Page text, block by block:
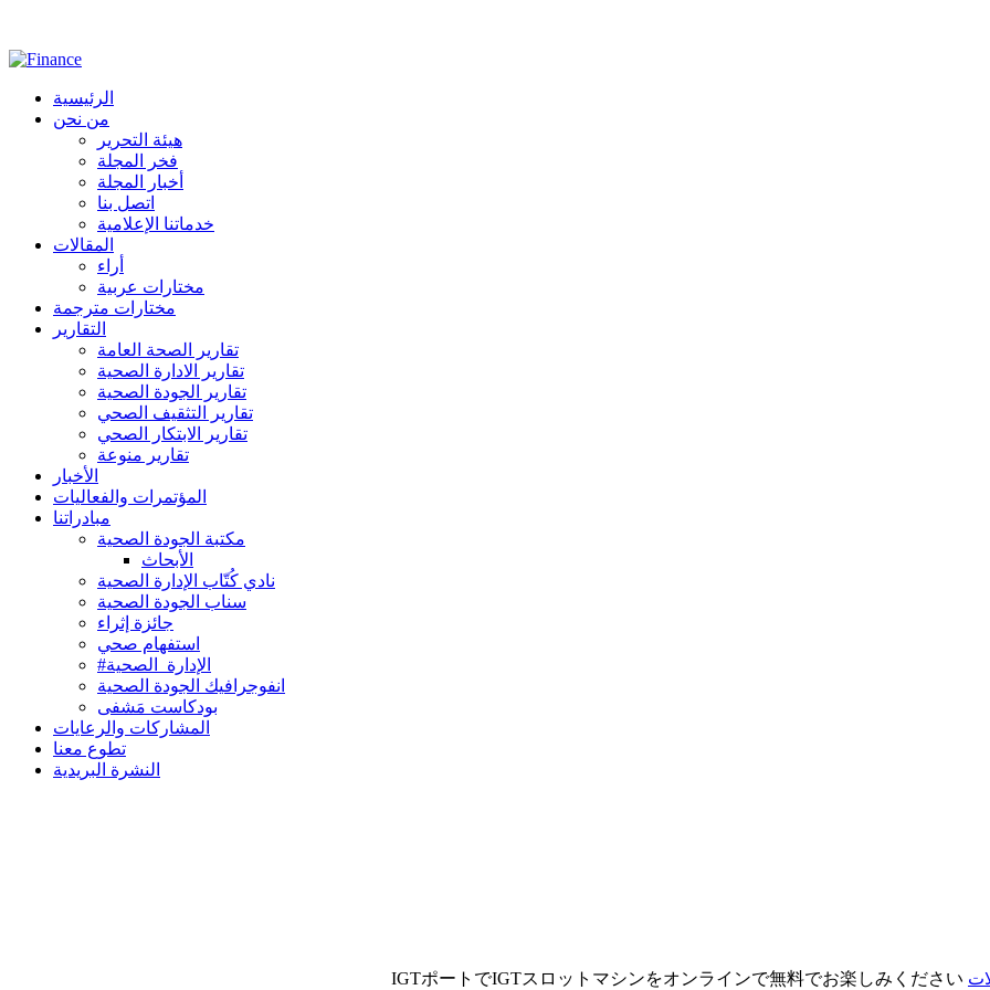
الرئيسية
من نحن
هيئة التحرير
فخر المجلة
أخبار المجلة
اتصل بنا
خدماتنا الإعلامية
المقالات
أراء
مختارات عربية
مختارات مترجمة
التقارير
تقارير الصحة العامة
تقارير الادارة الصحية
تقارير الجودة الصحية
تقارير التثقيف الصحي
تقارير الابتكار الصحي
تقارير منوعة
الأخبار
المؤتمرات والفعاليات
مبادراتنا
مكتبة الجودة الصحية
الأبحاث
نادي كُتّاب الإدارة الصحية
سناب الجودة الصحية
جائزة إثراء
استفهام صحي
#الإدارة_الصحية
انفوجرافيك الجودة الصحية
بودكاست مَشفى
المشاركات والرعايات
تطوع معنا
النشرة البريدية
IGTポートでIGTスロットマシンをオンラインで無料でお楽しみください